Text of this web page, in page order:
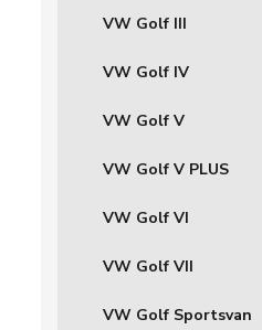
VW Golf III
VW Golf IV
VW Golf V
VW Golf V PLUS
VW Golf VI
VW Golf VII
VW Golf Sportsvan